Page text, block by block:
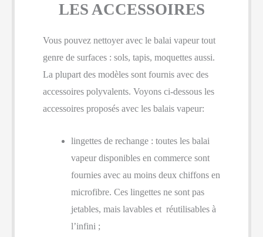
LES ACCESSOIRES
Vous pouvez nettoyer avec le balai vapeur tout
genre de surfaces : sols, tapis, moquettes aussi.
La plupart des modèles sont fournis avec des
accessoires polyvalents. Voyons ci-dessous les
accessoires proposés avec les balais vapeur:
lingettes de rechange : toutes les balai
vapeur disponibles en commerce sont
fournies avec au moins deux chiffons en
microfibre. Ces lingettes ne sont pas
jetables, mais lavables et réutilisables à
l’infini ;